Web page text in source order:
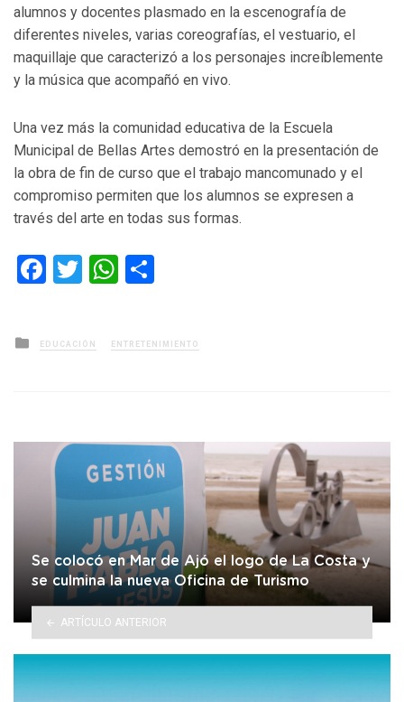
alumnos y docentes plasmado en la escenografía de
diferentes niveles, varias coreografías, el vestuario, el
maquillaje que caracterizó a los personajes increíblemente
y la música que acompañó en vivo.
Una vez más la comunidad educativa de la Escuela
Municipal de Bellas Artes demostró en la presentación de
la obra de fin de curso que el trabajo mancomunado y el
compromiso permiten que los alumnos se expresen a
través del arte en todas sus formas.
Facebook
TwitterWhatsApp
Posted
in
EDUCACIÓN ENTRETENIMIENTO
Se colocó en Mar de Ajó el logo de La Costa y
se culmina la nueva Oficina de Turismo
ARTÍCULO ANTERIOR